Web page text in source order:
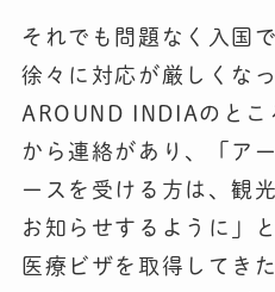
それでも問題なく入国
徐々に対応が厳しくな
AROUND INDIAのとこ
から連絡があり、「ア
ースを受ける方は、観
お知らせするように」
医療ビザを取得してき